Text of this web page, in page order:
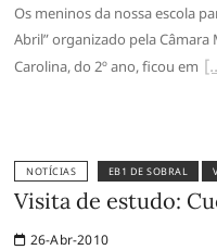
Os meninos da nossa escola
Abril” organizado pela
Carolina, do 2º ano, ficou em
NOTÍCIAS EB1 DE SOBRAL
Visita de estudo:
26-Abr-2010